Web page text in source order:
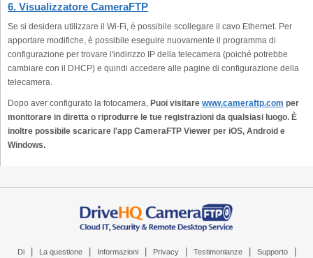
6. Visualizzatore CameraFTP
Se si desidera utilizzare il Wi-Fi, è possibile scollegare il cavo Ethernet. Per
apportare modifiche, è possibile eseguire nuovamente il programma di
configurazione per trovare l'indirizzo IP della telecamera (poiché potrebbe
cambiare con il DHCP) e quindi accedere alle pagine di configurazione della
telecamera.
Dopo aver configurato la fotocamera, Puoi visitare www.cameraftp.com per
monitorare in diretta o riprodurre le tue registrazioni da qualsiasi luogo. È
inoltre possibile scaricare l'app CameraFTP Viewer per iOS, Android e
Windows.
Di La questione Informazioni Privacy Testimonianze Supporto